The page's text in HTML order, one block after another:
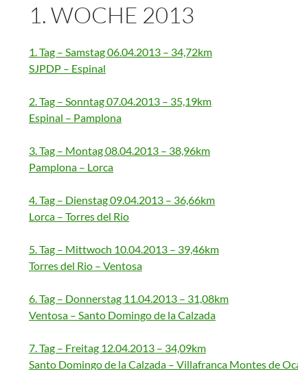
1. WOCHE 2013
1. Tag – Samstag 06.04.2013 – 34,72km
SJPDP – Espinal
2. Tag – Sonntag 07.04.2013 – 35,19km
Espinal – Pamplona
3. Tag – Montag 08.04.2013 – 38,96km
Pamplona – Lorca
4. Tag – Dienstag 09.04.2013 – 36,66km
Lorca – Torres del Rio
5. Tag – Mittwoch 10.04.2013 – 39,46km
Torres del Rio – Ventosa
6. Tag – Donnerstag 11.04.2013 – 31,08km
Ventosa – Santo Domingo de la Calzada
7. Tag – Freitag 12.04.2013 – 34,09km
Santo Domingo de la Calzada – Villafranca Montes de